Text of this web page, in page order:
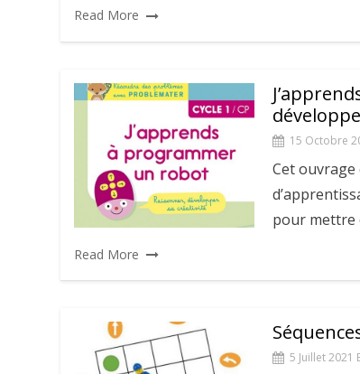
Read More
15 Octobre
Cet ouvrage
pour mettre
Read More
5 Juillet 2021